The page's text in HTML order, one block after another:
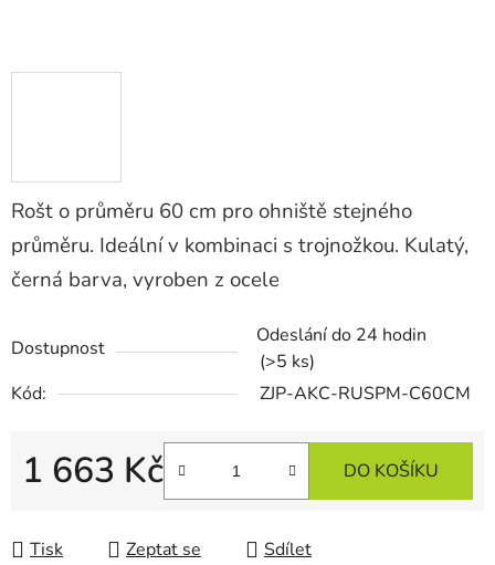
Rošt o průměru 60 cm pro ohniště stejného
průměru. Ideální v kombinaci s trojnožkou. Kulatý,
černá barva, vyroben z ocele
Dostupnost
Odeslání do 24 hodin
(>5 ks)
Kód:
ZJP-AKC-RUSPM-C60CM
1 663 Kč DO KOŠÍKU
Tisk Zeptat se Sdílet